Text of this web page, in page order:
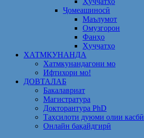
Ҷомеашиносӣ
Маълумот
Омузгорон
Фанҳо
Ҳуҷҷатҳо
ХАТМКУНАНДА
Хатмкунандагони мо
Ифтихори мо!
ДОВТАЛАБ
Бакалавриат
Магистратура
Докторантура PhD
Таҳсилоти дуюми олии касбӣ
Онлайн бақайдгирӣ